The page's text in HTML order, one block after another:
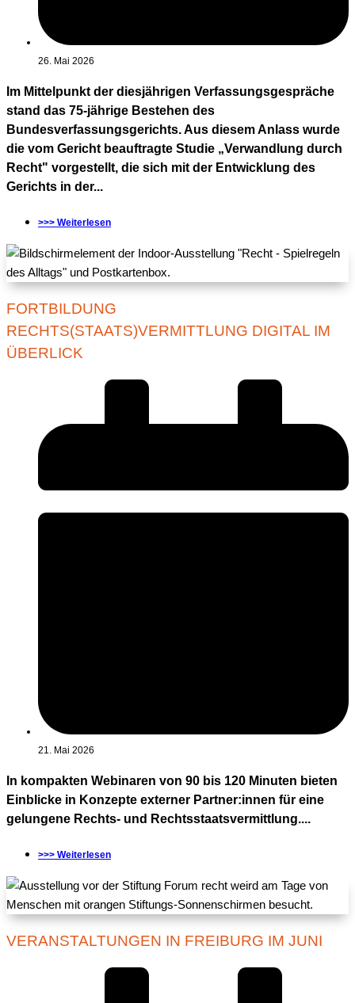
26. Mai 2026
Im Mittelpunkt der diesjährigen Verfassungsgespräche
stand das 75-jährige Bestehen des
Bundesverfassungsgerichts. Aus diesem Anlass wurde
die vom Gericht beauftragte Studie „Verwandlung durch
Recht" vorgestellt, die sich mit der Entwicklung des
Gerichts in der...
>>> Weiterlesen
FORTBILDUNG
RECHTS(STAATS)VERMITTLUNG DIGITAL IM
ÜBERLICK
21. Mai 2026
In kompakten Webinaren von 90 bis 120 Minuten bieten
Einblicke in Konzepte externer Partner:innen für eine
gelungene Rechts- und Rechtsstaatsvermittlung....
>>> Weiterlesen
VERANSTALTUNGEN IN FREIBURG IM JUNI